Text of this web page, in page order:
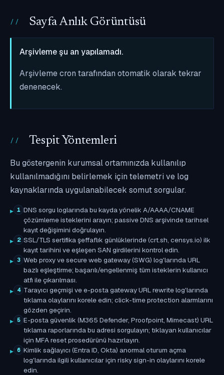
Sayfa Anlık Görüntüsü
Arşivleme şu an yapılamadı.
Arşivleme cron tarafından otomatik olarak tekrar
denenecek.
Tespit Yöntemleri
Bu göstergenin kurumsal ortamınızda kullanılıp
kullanılmadığını belirlemek için telemetri ve log
kaynaklarında uygulanabilecek somut sorgular.
1 DNS sorgu loglarında bu kayda yönelik A/AAAA/CNAME
çözümleme isteklerini arayın; passive DNS arşivinde tarihsel
kayıt değişimini doğrulayın.
2 SSL/TLS sertifika şeffaflık günlüklerinde (crt.sh, censys.io) ilk
kayıt tarihini ve eşleşen SAN girdilerini kontrol edin.
3 Web proxy ve secure web gateway (SWG) log'larında URL
bazlı eşleştirme; başarılı/engellenmiş tüm isteklerin kullanıcı
atfı ile çıkarılması.
4 Tarayıcı geçmişi ve e-posta gateway URL rewrite log'larında
tıklama olaylarını korele edin; click-time protection alarmlarını
gözden geçirin.
5 E-posta güvenlik (M365 Defender, Proofpoint, Mimecast) URL
tıklama raporlarında bu adresi sorgulayın; tıklayan kullanıcılar
için MFA reset prosedürünü hazırlayın.
6 Kimlik sağlayıcı (Entra ID, Okta) anormal oturum açma
log'larında ilgili kullanıcılar için risky sign-in olaylarını korele
edin.